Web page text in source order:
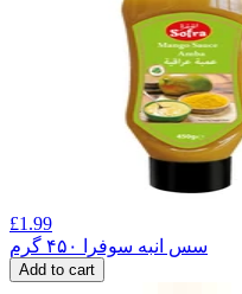
£1.99
سس انبه سوفرا ۴۵۰ گرم
Add to cart